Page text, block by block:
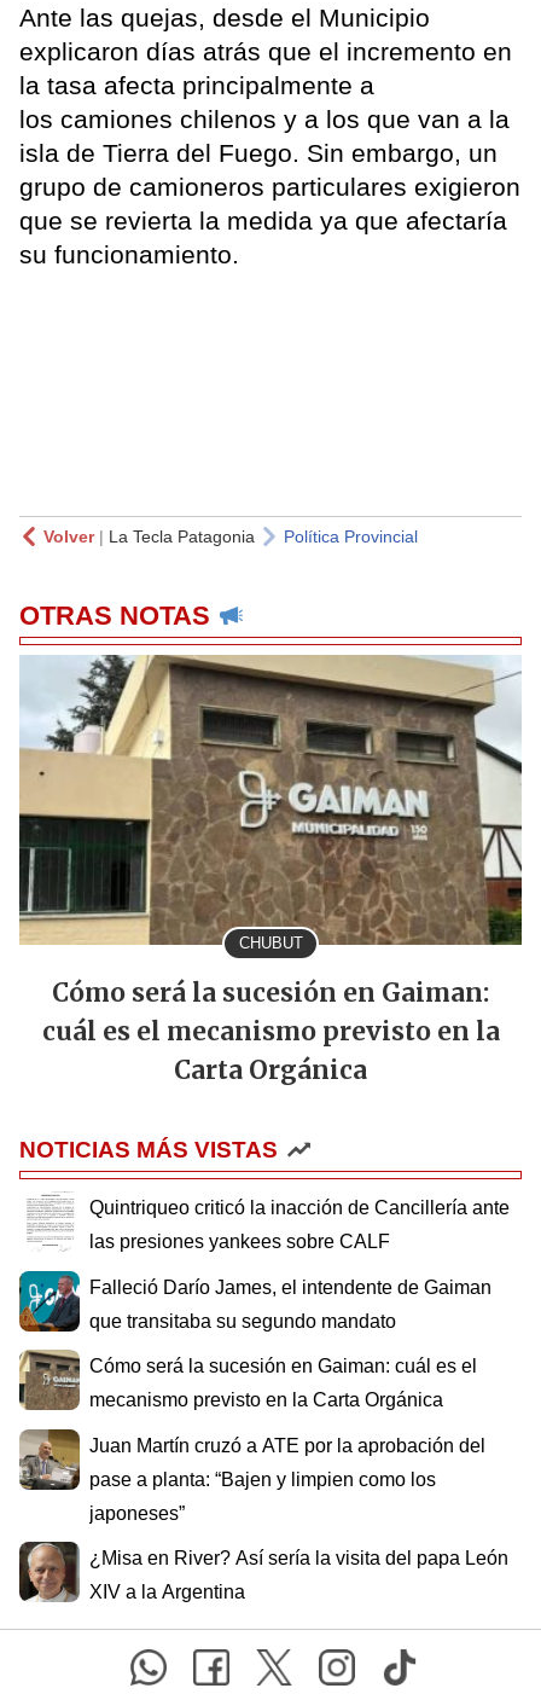
Ante las quejas, desde el Municipio
explicaron días atrás que el incremento en
la tasa afecta principalmente a
los camiones chilenos y a los que van a la
isla de Tierra del Fuego. Sin embargo, un
grupo de camioneros particulares exigieron
que se revierta la medida ya que afectaría
su funcionamiento.
Volver| La Tecla Patagonia Política Provincial
OTRAS NOTAS
CHUBUT
Cómo será la sucesión en Gaiman:
cuál es el mecanismo previsto en la
Carta Orgánica
NOTICIAS MÁS VISTAS
Quintriqueo criticó la inacción de Cancillería ante
las presiones yankees sobre CALF
Falleció Darío James, el intendente de Gaiman
que transitaba su segundo mandato
Cómo será la sucesión en Gaiman: cuál es el
mecanismo previsto en la Carta Orgánica
Juan Martín cruzó a ATE por la aprobación del
pase a planta: “Bajen y limpien como los
japoneses”
¿Misa en River? Así sería la visita del papa León
XIV a la Argentina